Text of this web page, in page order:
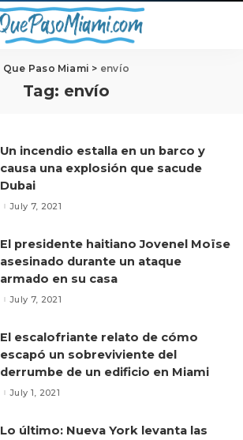
Que Paso Miami > envío
Tag: envío
Un incendio estalla en un barco y
causa una explosión que sacude
Dubai
July 7, 2021
El presidente haitiano Jovenel Moïse
asesinado durante un ataque
armado en su casa
July 7, 2021
El escalofriante relato de cómo
escapó un sobreviviente del
derrumbe de un edificio en Miami
July 1, 2021
Lo último: Nueva York levanta las